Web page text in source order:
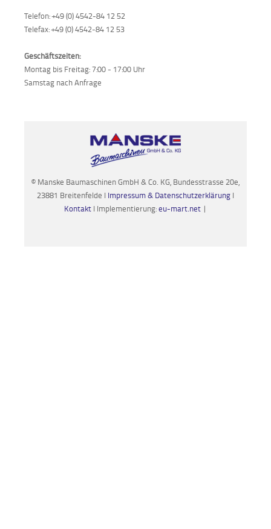
Telefon: +49 (0) 4542-84 12 52
Telefax: +49 (0) 4542-84 12 53
Geschäftszeiten:
Montag bis Freitag: 7:00 - 17:00 Uhr
Samstag nach Anfrage
© Manske Baumaschinen GmbH & Co. KG, Bundesstrasse 20e,
23881 Breitenfelde I Impressum & Datenschutzerklärung I
Kontakt I Implementierung:eu-mart.net |